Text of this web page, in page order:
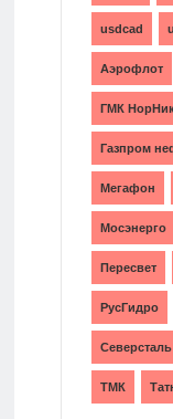
usdcad
Аэрофлот
ГМК
Газпром
Мегафон
Мосэнерго
Пересвет
РусГидро
Северсталь
ТМК